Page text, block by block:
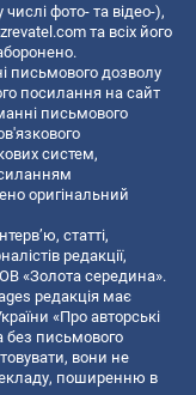
фото- та відео-),
та всіх його
письмового дозволу
посилання на сайт
письмового
систем,
оригінальний
статті,
редакції,
«Золота середина».
редакція має
«Про авторські
без письмового
вони не
поширенню в